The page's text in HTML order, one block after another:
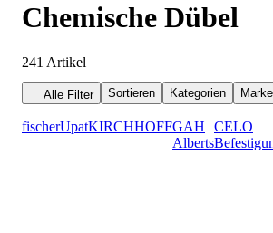
Chemische Dübel
241 Artikel
Alle Filter Sortieren Kategorien Marke
fischerUpatKIRCHHOFFGAH
Alberts
CELO